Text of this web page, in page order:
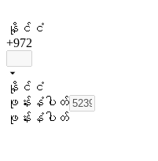
နိုင်ငံ
+972
နိုင်ငံ
ဖုန်းနံပါတ်
ဖုန်းနံပါတ်